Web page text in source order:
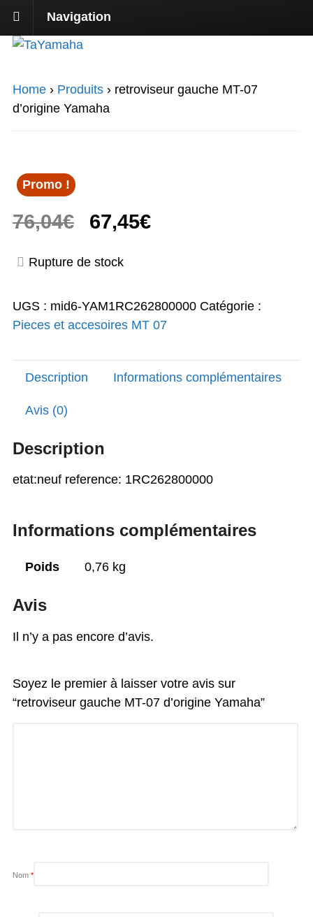
Navigation
Home › Produits › retroviseur gauche MT-07
d’origine Yamaha
Promo !
76,04€
Le
était :
67,45€Le
est :
Rupture de stock
UGS : mid6-YAM1RC262800000 Catégorie :
Pieces et accesoires MT 07
Description Informations complémentaires
Avis (0)
Description
etat:neuf reference: 1RC262800000
Informations complémentaires
Poids 0,76 kg
Avis
Il n’y a pas encore d’avis.
Soyez le premier à laisser votre avis sur
“retroviseur gauche MT-07 d’origine Yamaha”
Nom *